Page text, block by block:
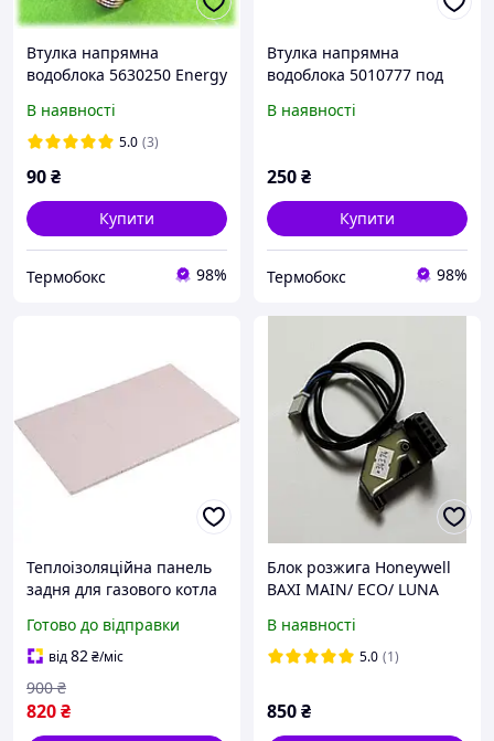
Втулка напрямна
водоблока 5630250 Energy
В наявності
5.0 (3)
90₴
Купити
Термобокс 98%
Втулка напрямна
водоблока 5010777 под
В наявності
250₴
Купити
Термобокс 98%
Теплоізоляційна панель
задня для газового котла
Energy, Star Digit 5213290
Готово до відправки
від82₴/міс
820₴
900 ₴
Блок розжига Honeywell
BAXI MAIN/ ECO/ LUNA
ENERGY(8510910 /
8511790)
В наявності
5.0 (1)
850₴